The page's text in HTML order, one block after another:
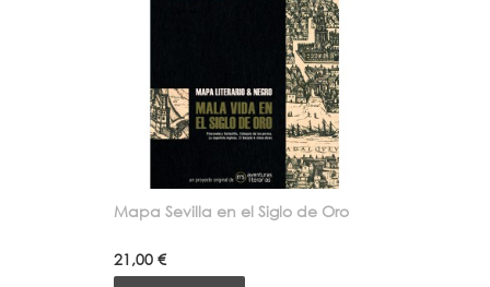
Mapa Sevilla en el Siglo de Oro
21,00 €